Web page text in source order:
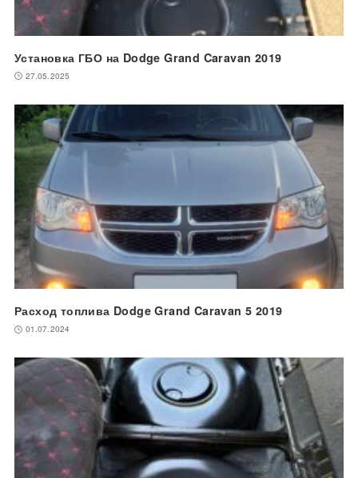
Установка ГБО на Dodge Grand Caravan 2019
27.05.2025
Расход топлива Dodge Grand Caravan 5 2019
01.07.2024